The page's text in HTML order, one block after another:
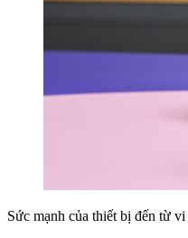
Sức mạnh của thiết bị đến từ